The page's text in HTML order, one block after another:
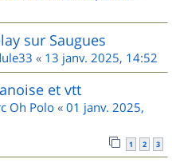
sur Saugues
« 13 janv. 2025, 14:52
et vtt
Oh Polo « 01 janv. 2025,
1 2 3